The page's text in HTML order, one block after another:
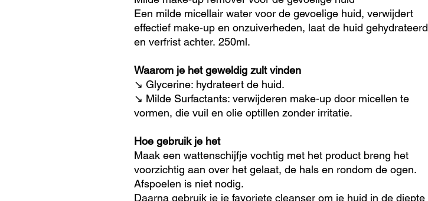
Een milde micellair water voor de gevoelige huid, verwijdert
effectief make-up en onzuiverheden, laat de huid gehydrateerd
en verfrist achter. 250ml.
Waarom je het geweldig zult vinden
↘ Glycerine: hydrateert de huid.
↘ Milde Surfactants: verwijderen make-up door micellen te
vormen, die vuil en olie optillen zonder irritatie.
Hoe gebruik je het
Maak een wattenschijfje vochtig met het product breng het
voorzichtig aan over het gelaat, de hals en rondom de ogen.
Afspoelen is niet nodig.
Daarna gebruik je je favoriete cleanser om je huid in de diepte